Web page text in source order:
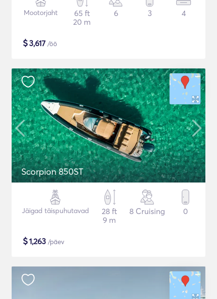
Mootorjaht
65 ft
20 m
6 3 4
$3,617 /öö
Scorpion 850ST
Jäigad täispuhutavad
28 ft
9 m
8 Cruising 0
$1,263 /päev